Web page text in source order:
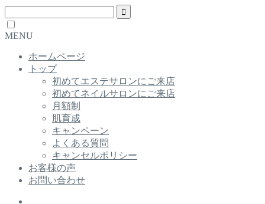
MENU
ホームページ
トップ
初めてエステサロンにご来店
初めてネイルサロンにご来店
月額制
肌育成
キャンペーン
よくある質問
キャンセルポリシー
お客様の声
お問い合わせ